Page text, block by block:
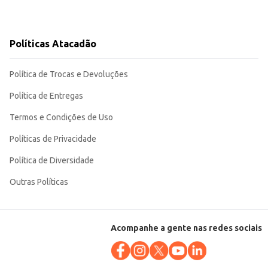
Políticas Atacadão
Política de Trocas e Devoluções
Política de Entregas
Termos e Condições de Uso
Políticas de Privacidade
Política de Diversidade
Outras Políticas
Acompanhe a gente nas redes sociais